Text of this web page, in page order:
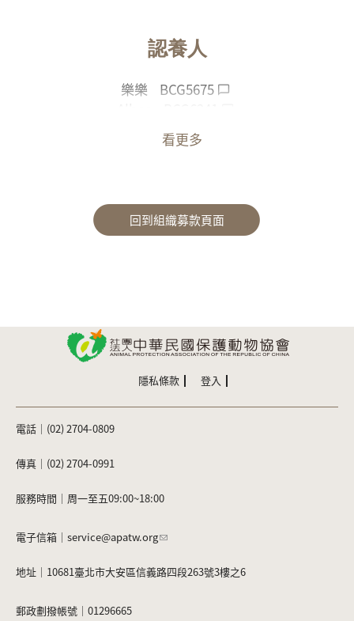
認養人
樂樂
BCG5675
BCG6515
Ted Pan
匿名
看更多
回到組織募款頁面
隱私條款 登入
電話｜(02) 2704-0809
傳真｜(02) 2704-0991
服務時間｜周一至五09:00~18:00
電子信箱｜ service@apatw.org
地址｜10681臺北市大安區信義路四段263號3樓之6
郵政劃撥帳號｜01296665